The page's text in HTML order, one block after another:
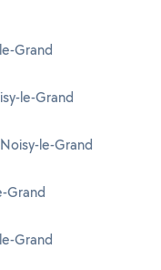
Grand
le-Grand
le-Grand
Grand
Grand